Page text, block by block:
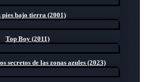
pies bajo tierra (2001)
Top Boy (2011)
secretos de las zonas azules (2023)